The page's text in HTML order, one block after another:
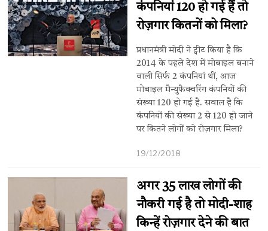
कंपनियां 120 हो गई हैं तो
रोज़गार कितनों को मिला?
प्रधानमंत्री मोदी ने ट्वीट किया है कि
2014 के पहले देश में मोबाइल बनाने
वाली सिर्फ 2 कंपनियां थीं, आज
मोबाइल मैन्युफैक्चरिंग कंपनियों की
संख्या 120 हो गई है. सवाल है कि
कंपनियों की संख्या 2 से 120 हो जाने
पर कितने लोगों को रोज़गार मिला?
19/12/2018
अगर 35 लाख लोगों की
नौकरी गई है तो मोदी-शाह
किन्हें रोज़गार देने की बात